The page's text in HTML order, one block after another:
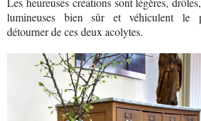
lumineuses bien sûr et véhiculent le
détourner de ces deux acolytes.